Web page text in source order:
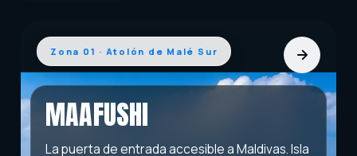
Zona 01 · Atolón de Malé Sur
MAAFUSHI
La puerta de entrada accesible a Maldivas. Isla